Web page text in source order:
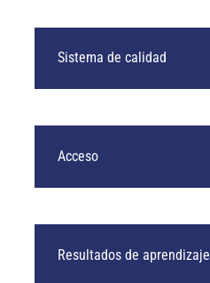
Sistema de calidad
Acceso
Resultados de aprendizaje